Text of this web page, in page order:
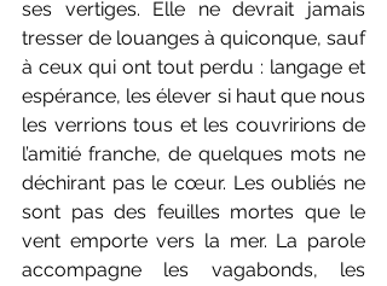
ses vertiges. Elle ne devrait jamais
tresser de louanges à quiconque, sauf
à ceux qui ont tout perdu : langage et
espérance, les élever si haut que nous
les verrions tous et les couvririons de
l’amitié franche, de quelques mots ne
déchirant pas le cœur. Les oubliés ne
sont pas des feuilles mortes que le
vent emporte vers la mer. La parole
accompagne les vagabonds, les